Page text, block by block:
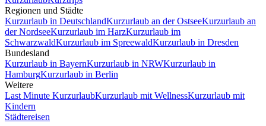
Regionen und Städte
Kurzurlaub in DeutschlandKurzurlaub an der OstseeKurzurlaub an
der NordseeKurzurlaub im HarzKurzurlaub im
SchwarzwaldKurzurlaub im SpreewaldKurzurlaub in Dresden
Bundesland
Kurzurlaub in BayernKurzurlaub in NRWKurzurlaub in
HamburgKurzurlaub in Berlin
Weitere
Last Minute KurzurlaubKurzurlaub mit WellnessKurzurlaub mit
Kindern
Städtereisen